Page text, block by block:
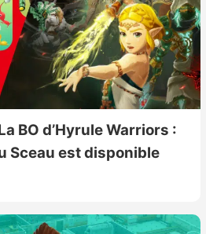
BO d’Hyrule Warriors :
Sceau est disponible